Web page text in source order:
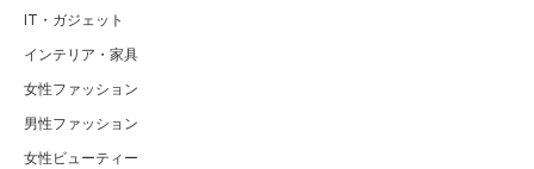
IT・ガジェット
インテリア・家具
女性ファッション
男性ファッション
女性ビューティー